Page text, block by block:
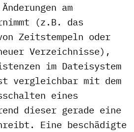
am
(z.B. das
Zeitstempeln oder
Verzeichnisse),
im Dateisystem
vergleichbar mit dem
eines
dieser gerade eine
Eine beschädigte